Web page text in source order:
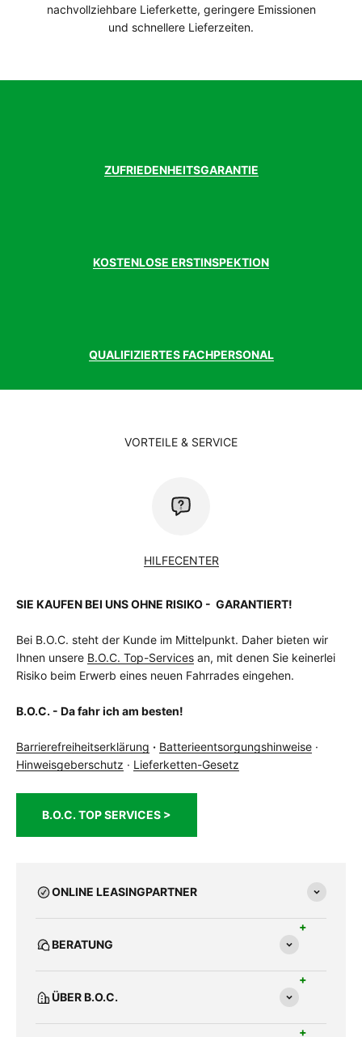
nachvollziehbare Lieferkette, geringere Emissionen
und schnellere Lieferzeiten.
ZUFRIEDENHEITSGARANTIE
KOSTENLOSE ERSTINSPEKTION
QUALIFIZIERTES FACHPERSONAL
VORTEILE & SERVICE
HILFECENTER
SIE KAUFEN BEI UNS OHNE RISIKO - GARANTIERT!
Bei B.O.C. steht der Kunde im Mittelpunkt. Daher bieten wir
Ihnen unsere B.O.C. Top-Services an, mit denen Sie keinerlei
Risiko beim Erwerb eines neuen Fahrrades eingehen.
B.O.C. - Da fahr ich am besten!
Barrierefreiheitserklärung · Batterieentsorgungshinweise ·
Hinweisgeberschutz · Lieferketten-Gesetz
B.O.C. TOP SERVICES >
ONLINE LEASINGPARTNER
BERATUNG
ÜBER B.O.C.